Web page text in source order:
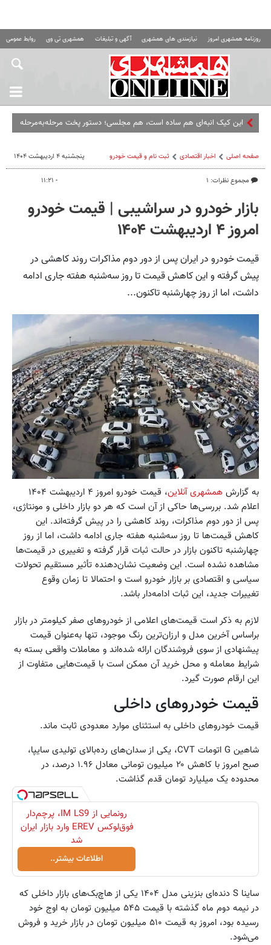
روزنامه همشهری امروز نیازمندی های همشهری آگهی و تبلیغات همشهری تی وی روابط عمومی
این کیک انبه‌ای هم ساده است، هم مجلسی؛ دستور پخت مرحله‌به‌مرحله
صفحه اصلی اخبار اقتصادی ثبت نام و قیمت خودرو
مجموع نظرات: ۱
پنجشنبه ۴ اردیبهشت ۱۴۰۴
- ۱۱:۲۱
بازار خودرو در سراشیبی |‌ قیمت خودرو
امروز ۴ اردیبهشت ۱۴۰۴
قیمت خودرو در ایران پس از دور دوم مذاکرات روند کاهشی در
پیش گرفته‌ و این کاهش قیمت تا روز سه‌شنبه هفته جاری ادامه
داشت، اما از روز چهارشنبه تاکنون...
به گزارش همشهری آنلاین
، قیمت خودرو امروز ۴ اردیبهشت ۱۴۰۴
اعلام شد. بررسی‌ها حاکی از آن است که هر دو بازار داخلی و مونتاژی،
پس از دور دوم مذاکرات، روند کاهشی را در پیش گرفته‌اند. این
کاهش قیمت‌ها تا روز سه‌شنبه هفته جاری ادامه داشت، اما از روز
چهارشنبه تاکنون بازار در حالت ثبات قرار گرفته و تغییری در قیمت‌ها
مشاهده نشده است. این وضعیت نشان‌دهنده تأثیر مستقیم تحولات
سیاسی و اقتصادی بر بازار خودرو است و احتمالا تا زمان وقوع
تغییرات جدید، این ثبات ادامه‌دار باشد.
لازم به ذکر است قیمت‌های اعلامی از خودروهای صفر کیلومتر در بازار
براساس آخرین مدل و ارزان‌ترین رنگ موجود، تنها به‌عنوان قیمت
پیشنهادی از سوی فروشندگان ارائه شده‌اند و معاملات واقعی بسته به
شرایط معامله و محل خرید آن ممکن است با قیمت‌هایی متفاوت از
این ارقام صورت گیرد.
قیمت خودروهای داخلی
قیمت خودروهای داخلی به استثنای موارد معدودی ثابت ماند.
شاهین G اتومات CVT، یکی از سدان‌های رده‌بالای تولیدی سایپا،
صبح امروز با کاهش ۲۰ میلیون تومانی معادل ۱.۹۶ درصد، در
محدوده یک میلیارد تومان قدم گذاشت.
رونمایی از IM LS9، پرچم‌دار
فوق‌لوکس EREV وارد بازار ایران
شد
اطلاعات بیشتر..
ساینا S دنده‌ای بنزینی مدل ۱۴۰۴ یکی از هاچ‌بک‌های بازار داخلی که
در نیمه دوم ماه گذشته با قیمت ۵۴۵ میلیون تومان به اوج خود
رسیده بود، امروز به قیمت ۵۱۰ میلیون تومان در بازار خرید و فروش
می‌شود.